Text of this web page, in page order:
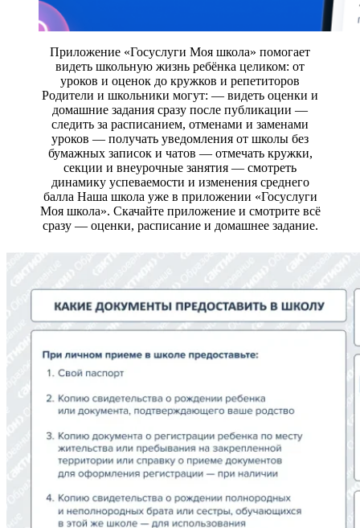
Приложение «Госуслуги Моя школа» помогает
видеть школьную жизнь ребёнка целиком: от
уроков и оценок до кружков и репетиторов
Родители и школьники могут: — видеть оценки и
домашние задания сразу после публикации —
следить за расписанием, отменами и заменами
уроков — получать уведомления от школы без
бумажных записок и чатов — отмечать кружки,
секции и внеурочные занятия — смотреть
динамику успеваемости и изменения среднего
балла Наша школа уже в приложении «Госуслуги
Моя школа». Скачайте приложение и смотрите всё
сразу — оценки, расписание и домашнее задание.